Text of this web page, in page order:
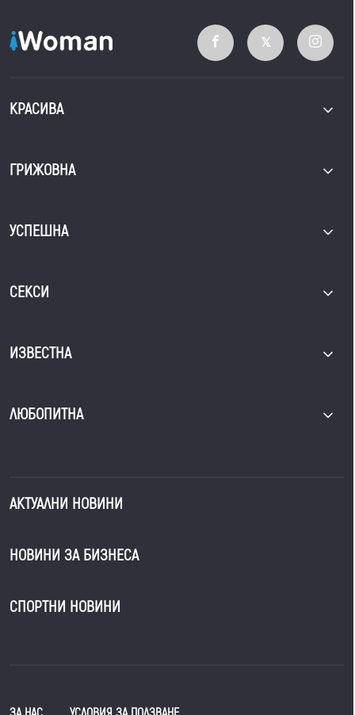
КРАСИВА
ГРИЖОВНА
УСПЕШНА
СЕКСИ
ИЗВЕСТНА
ЛЮБОПИТНА
АКТУАЛНИ НОВИНИ
НОВИНИ ЗА БИЗНЕСА
СПОРТНИ НОВИНИ